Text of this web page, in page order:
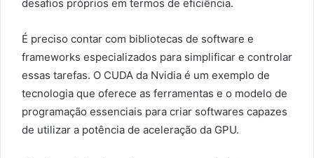
desafios próprios em termos de eficiência.
É preciso contar com bibliotecas de software e
frameworks especializados para simplificar e controlar
essas tarefas. O CUDA da Nvidia é um exemplo de
tecnologia que oferece as ferramentas e o modelo de
programação essenciais para criar softwares capazes
de utilizar a potência de aceleração da GPU.